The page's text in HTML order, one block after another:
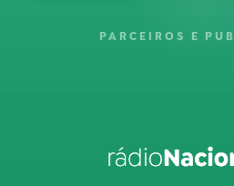
PARCEIROS E